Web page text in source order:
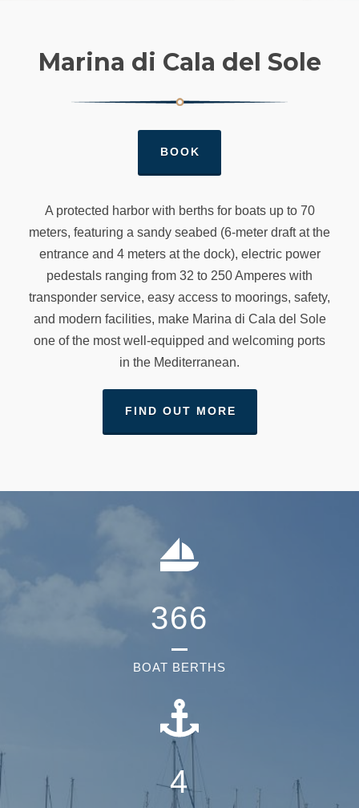
Marina di Cala del Sole
BOOK
A protected harbor with berths for boats up to 70
meters, featuring a sandy seabed (6-meter draft at the
entrance and 4 meters at the dock), electric power
pedestals ranging from 32 to 250 Amperes with
transponder service, easy access to moorings, safety,
and modern facilities, make Marina di Cala del Sole
one of the most well-equipped and welcoming ports
in the Mediterranean.
FIND OUT MORE
366
BOAT BERTHS
4